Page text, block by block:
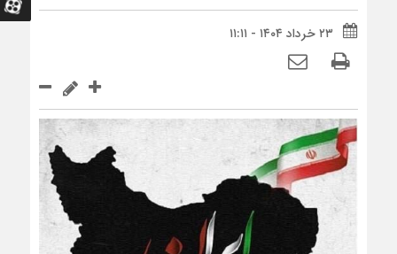
۲۳ خرداد ۱۴۰۴ - ۱۱:۱۱